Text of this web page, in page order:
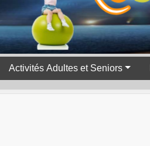
Activités Adultes et Seniors